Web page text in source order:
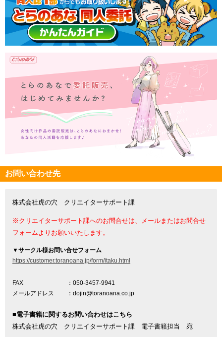
お問い合わせ先
株式会社虎の穴 クリエイターサポート課
※クリエイターサポート課へのお問合せは、メールまたはお問合せ
フォームよりお願いいたします。
▼サークル様お問い合せフォーム
https://customer.toranoana.jp/form/itaku.html
FAX
：050-3457-9941
メールアドレス
：dojin@toranoana.co.jp
■電子書籍に関するお問い合わせはこちら
株式会社虎の穴 クリエイターサポート課 電子書籍担当 宛